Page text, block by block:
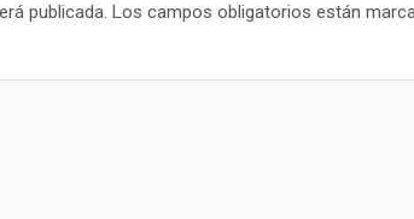
publicada. Los campos obligatorios están